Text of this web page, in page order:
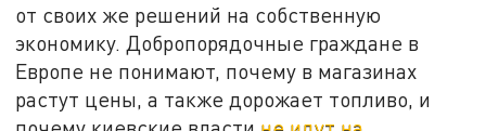
от своих же решений на собственную
экономику. Добропорядочные граждане в
Европе не понимают, почему в магазинах
растут цены, а также дорожает топливо, и